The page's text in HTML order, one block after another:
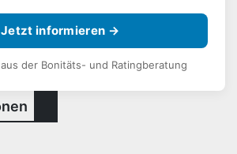
Jetzt informieren →
der Bonitäts- und Ratingberatung